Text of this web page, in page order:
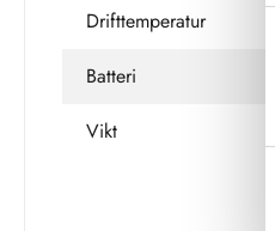
Drifttemperatur
Batteri
Vikt